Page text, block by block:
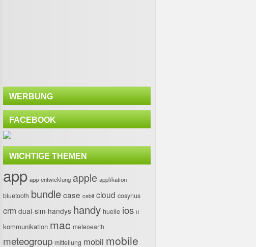
WERBUNG
FACEBOOK
WICHTIGE THEMEN
app app-entwicklung apple applikation
bluetooth bundlecase cebit cloud cosynus
crm dual-sim-handys handy huelle ios it
kommunikation mac meteoearth
meteogroup mitteilung mobil mobile